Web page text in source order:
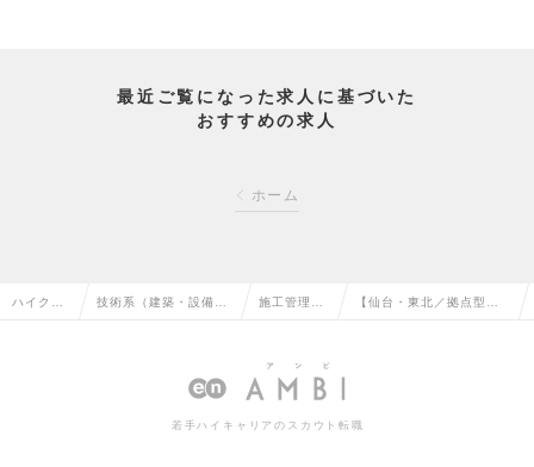
最近ご覧になった求人に基づいた
おすすめの求人
ホーム
ハイクラ 技術系（建築・設備・ 施工管理
転職
【仙台・東北／拠点型】
若手ハイキャリアのスカウト転職